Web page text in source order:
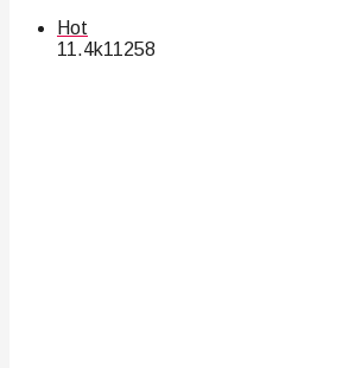
Hot
11.4k11258